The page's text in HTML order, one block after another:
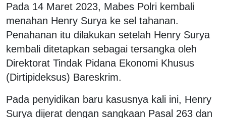
Pada 14 Maret 2023, Mabes Polri kembali
menahan Henry Surya ke sel tahanan.
Penahanan itu dilakukan setelah Henry Surya
kembali ditetapkan sebagai tersangka oleh
Direktorat Tindak Pidana Ekonomi Khusus
(Dirtipideksus) Bareskrim.
Pada penyidikan baru kasusnya kali ini, Henry
Surya dijerat dengan sangkaan Pasal 263 dan